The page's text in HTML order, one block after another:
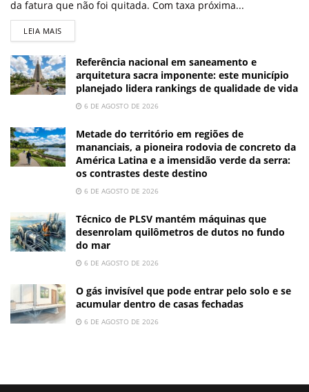
da fatura que não foi quitada. Com taxa próxima...
LEIA MAIS
Referência nacional em saneamento e
arquitetura sacra imponente: este município
planejado lidera rankings de qualidade de vida
6 DE AGOSTO DE 2026
Metade do território em regiões de
mananciais, a pioneira rodovia de concreto da
América Latina e a imensidão verde da serra:
os contrastes deste destino
6 DE AGOSTO DE 2026
Técnico de PLSV mantém máquinas que
desenrolam quilômetros de dutos no fundo
do mar
6 DE AGOSTO DE 2026
O gás invisível que pode entrar pelo solo e se
acumular dentro de casas fechadas
6 DE AGOSTO DE 2026